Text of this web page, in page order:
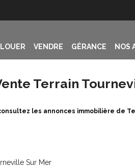
LOUER VENDRE GÉRANCE NOS
Terrain
les annonces immobilière de
Sur Mer